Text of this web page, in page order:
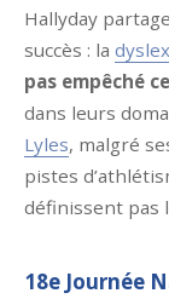
Hallyday
succès : la
pas empêché
dans leurs
Lyles, malgré
pistes
définissent pas
18e Journée